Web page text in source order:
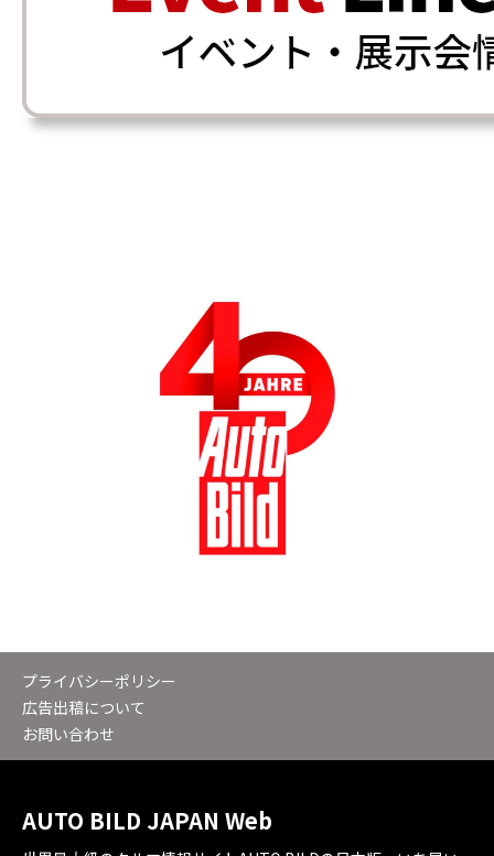
プライバシーポリシー
広告出稿について
お問い合わせ
AUTO BILD JAPAN Web